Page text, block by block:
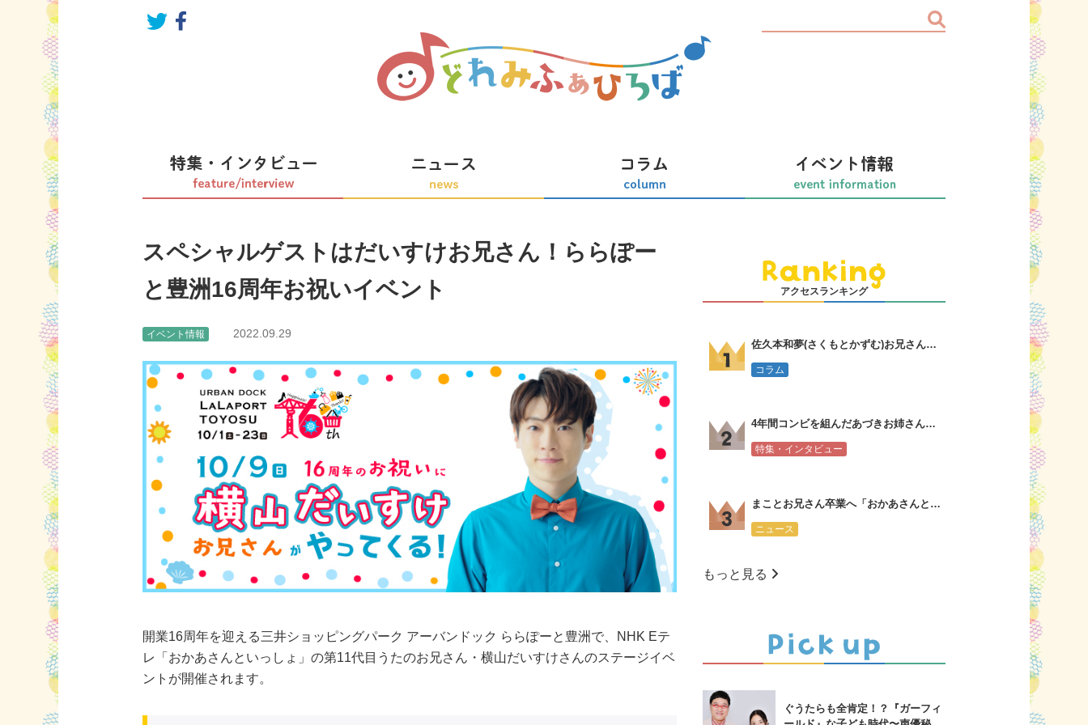
スペシャルゲストはだいすけお兄さん！ららぽー
と豊洲16周年お祝いイベント
イベント情報 2022.09.29
開業16周年を迎える三井ショッピングパーク アーバンドック ららぽーと豊洲で、NHK Eテ
レ「おかあさんといっしょ」の第11代目うたのお兄さん・横山だいすけさんのステージイベ
ントが開催されます。
アクセスランキング
佐久本和夢(さくもとかずむ)お兄さんってどんな人？誠お兄さんの言葉
コラム
4年間コンビを組んだあづきお姉さんからまことお兄さんへ会見コメント
特集・インタビュー
まことお兄さん卒業へ「おかあさんといっしょ」新・体操のお兄さんは大学３年生
ニュース
もっと見る
ぐうたらも全肯定！？『ガーフィ